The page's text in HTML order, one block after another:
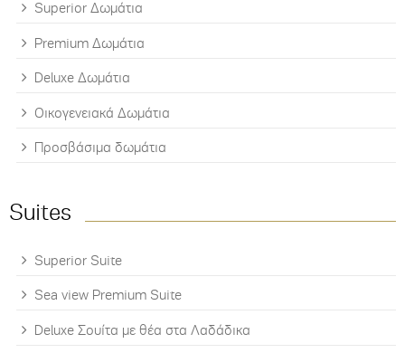
Superior Δωμάτια
Premium Δωμάτια
Deluxe Δωμάτια
Οικογενειακά Δωμάτια
Προσβάσιμα δωμάτια
Suites
Superior Suite
Sea view Premium Suite
Deluxe Σουίτα με θέα στα Λαδάδικα